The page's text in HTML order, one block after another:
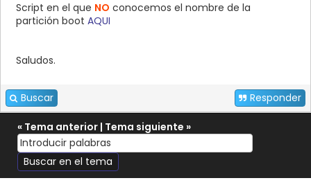
Script en el que NO conocemos el nombre de la
partición boot AQUI
Saludos.
Buscar Responder
« Tema anterior | Tema siguiente »